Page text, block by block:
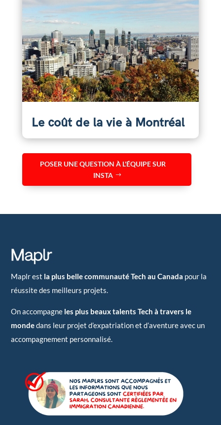
Le coût de la vie à Montréal
POSER UNE QUESTION À L'ÉQUIPE SUR
INSTA
Maplr est la plus belle communauté Tech au Canada pour la
réussite des meilleurs projets.
On accompagne les plus beaux talents Tech à travers le
mondedans leur projet d’expatriation et d’aventure avec un
accompagnement personnalisé.